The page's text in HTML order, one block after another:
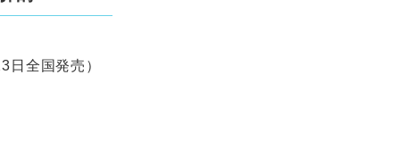
全国発売）